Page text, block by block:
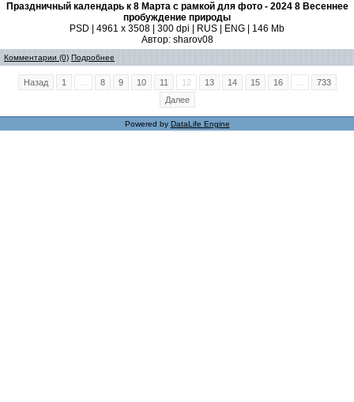
Праздничный календарь к 8 Марта с рамкой для фото - 2024 8 Весеннее
пробуждение природы
PSD | 4961 х 3508 | 300 dpi | RUS | ENG | 146 Mb
Автор: sharov08
Комментарии (0) Подробнее
Назад 1 8 9 10 11 12 13 14 15 16
733
Далее
Powered by DataLife Engine